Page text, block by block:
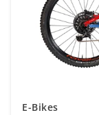
E-Bikes